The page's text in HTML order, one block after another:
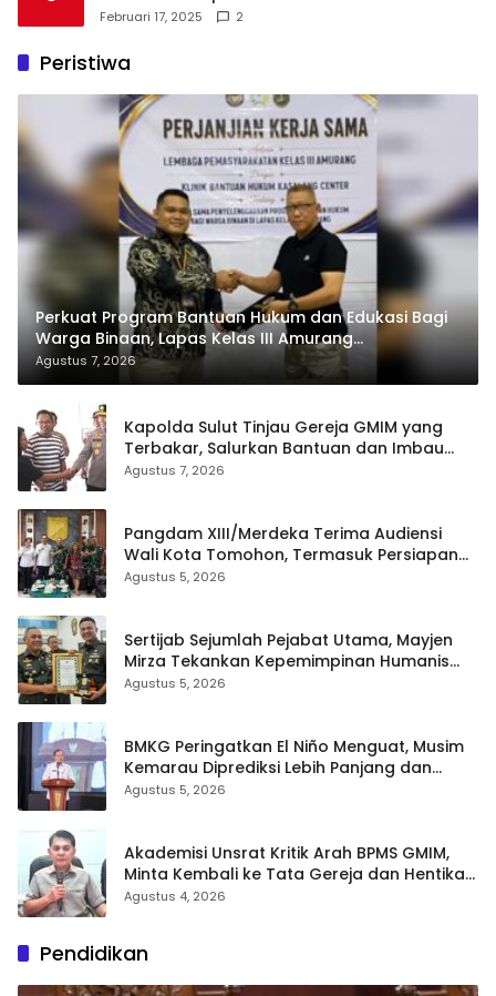
Februari 17, 2025 2
Peristiwa
Perkuat Program Bantuan Hukum dan Edukasi Bagi
Warga Binaan, Lapas Kelas III Amurang
Tandatangani MoU Dengan LBH KASALANG CENTER
Agustus 7, 2026
Kapolda Sulut Tinjau Gereja GMIM yang
Terbakar, Salurkan Bantuan dan Imbau
Waspada Musim Kemarau
Agustus 7, 2026
Pangdam XIII/Merdeka Terima Audiensi
Wali Kota Tomohon, Termasuk Persiapan
TIFF
Agustus 5, 2026
Sertijab Sejumlah Pejabat Utama, Mayjen
Mirza Tekankan Kepemimpinan Humanis
dan Profesional
Agustus 5, 2026
BMKG Peringatkan El Niño Menguat, Musim
Kemarau Diprediksi Lebih Panjang dan
Kering pada Agustus–September
Agustus 5, 2026
Akademisi Unsrat Kritik Arah BPMS GMIM,
Minta Kembali ke Tata Gereja dan Hentikan
Polarisasi
Agustus 4, 2026
Pendidikan